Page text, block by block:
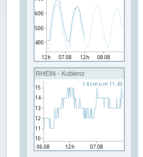
RHEIN - Koblenz